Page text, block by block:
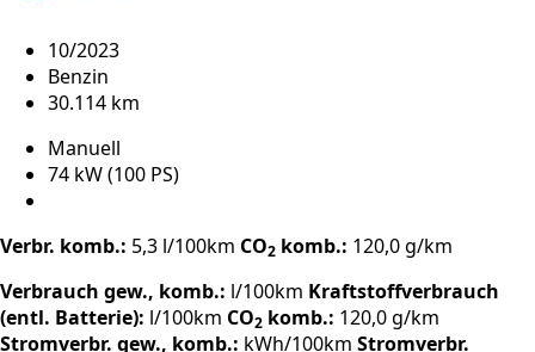
10/2023
Benzin
30.114 km
Manuell
74 kW (100 PS)
Verbr. komb.: 5,3 l/100km CO2 komb.: 120,0 g/km
Verbrauch gew., komb.: l/100km Kraftstoffverbrauch
(entl. Batterie): l/100km CO2 komb.: 120,0 g/km
Stromverbr. gew., komb.: kWh/100km Stromverbr.